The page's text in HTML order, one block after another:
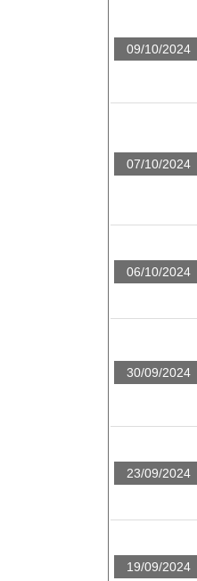
09/10/2024
07/10/2024
06/10/2024
30/09/2024
23/09/2024
19/09/2024